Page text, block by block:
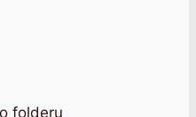
folderu